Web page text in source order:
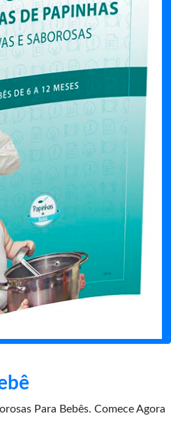
Para Bebês. Comece Agora